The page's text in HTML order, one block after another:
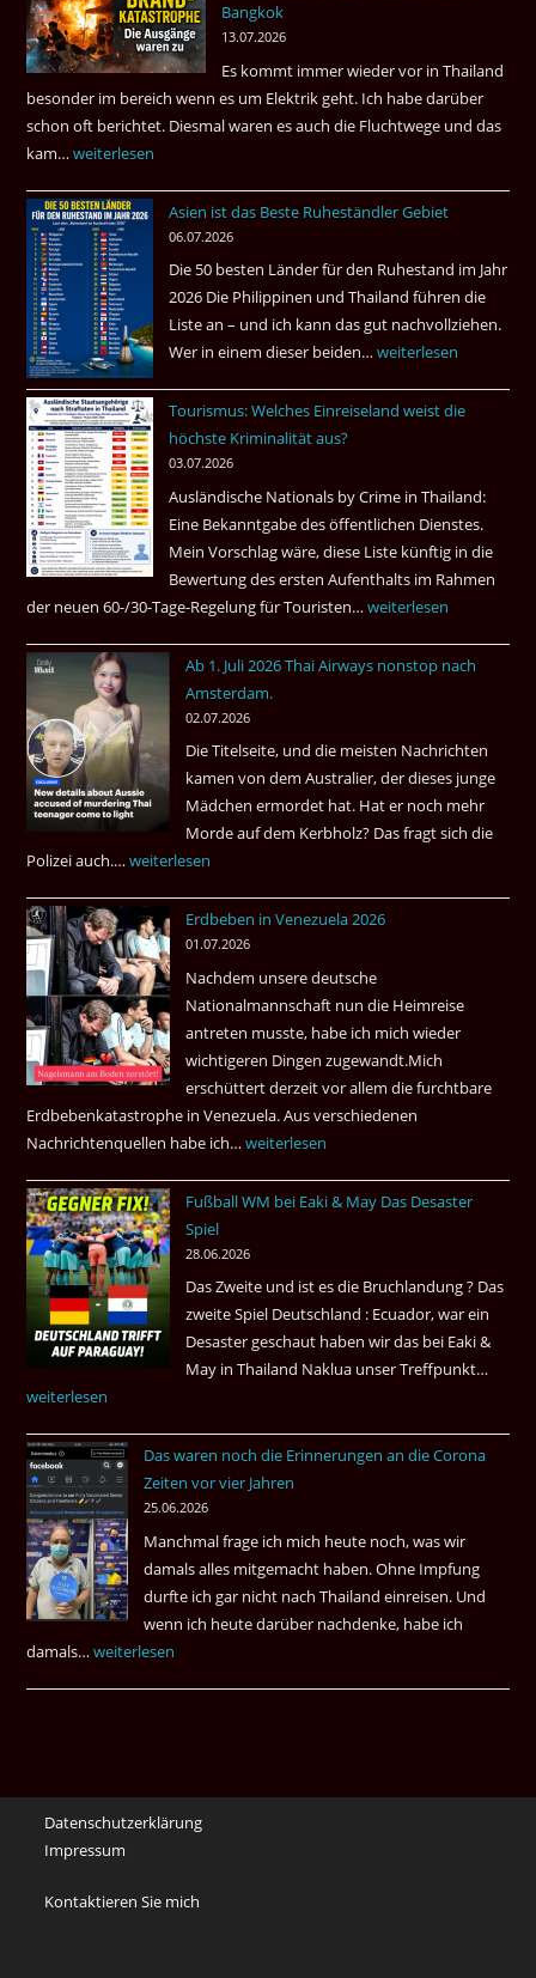
können?
|
Helmut
fragt
Bangkok
13.07.2026
Es kommt immer wieder vor in Thailand
besonder im bereich wenn es um Elektrik geht. Ich habe darüber
schon oft berichtet. Diesmal waren es auch die Fluchtwege und das
kam…Mindestens
Tote
einem
Pub
Bangkok
weiterlesen
Asien ist das Beste Ruheständler Gebiet
06.07.2026
Die 50 besten Länder für den Ruhestand im Jahr
2026 Die Philippinen und Thailand führen die
Liste an – und ich kann das gut nachvollziehen.
Wer in einem dieser beiden…Asien
das
Gebiet
weiterlesen
Tourismus: Welches Einreiseland weist die
höchste Kriminalität aus?
03.07.2026
Ausländische Nationals by Crime in Thailand:
Eine Bekanntgabe des öffentlichen Dienstes.
Mein Vorschlag wäre, diese Liste künftig in die
Bewertung des ersten Aufenthalts im Rahmen
der neuen 60-/30-Tage-Regelung für Touristen…Tourismus:
Einreiseland
höchste
Kriminalität
aus?
weiterlesen
Ab 1. Juli 2026 Thai Airways nonstop nach
Amsterdam.
02.07.2026
Die Titelseite, und die meisten Nachrichten
kamen von dem Australier, der dieses junge
Mädchen ermordet hat. Hat er noch mehr
Morde auf dem Kerbholz? Das fragt sich die
Polizei auch.…Ab
Juli
2026
Thai
Airways
nonstop
nach
Amsterdam.
weiterlesen
Erdbeben in Venezuela 2026
01.07.2026
Nachdem unsere deutsche
Nationalmannschaft nun die Heimreise
antreten musste, habe ich mich wieder
wichtigeren Dingen zugewandt.Mich
erschüttert derzeit vor allem die furchtbare
Erdbebenkatastrophe in Venezuela. Aus verschiedenen
Nachrichtenquellen habe ich…Erdbeben
Venezuela
weiterlesen
Fußball WM bei Eaki & May Das Desaster
Spiel
28.06.2026
Das Zweite und ist es die Bruchlandung ? Das
zweite Spiel Deutschland : Ecuador, war ein
Desaster geschaut haben wir das bei Eaki &
May in Thailand Naklua unser Treffpunkt…
bei
weiterlesen
Das waren noch die Erinnerungen an die Corona
Zeiten vor vier Jahren
25.06.2026
Manchmal frage ich mich heute noch, was wir
damals alles mitgemacht haben. Ohne Impfung
durfte ich gar nicht nach Thailand einreisen. Und
wenn ich heute darüber nachdenke, habe ich
damals…Das
an
die
Corona
Zeiten
weiterlesen
Datenschutzerklärung
Impressum
Kontaktieren Sie mich